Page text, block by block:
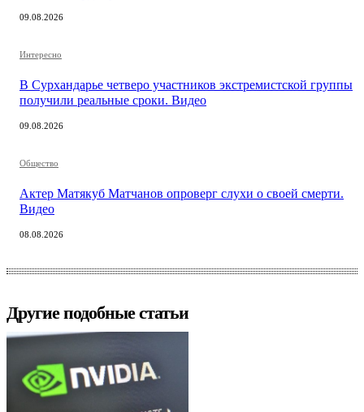
09.08.2026
Интересно
В Сурхандарье четверо участников экстремистской группы
получили реальные сроки. Видео
09.08.2026
Общество
Актер Матякуб Матчанов опроверг слухи о своей смерти.
Видео
08.08.2026
Другие подобные статьи